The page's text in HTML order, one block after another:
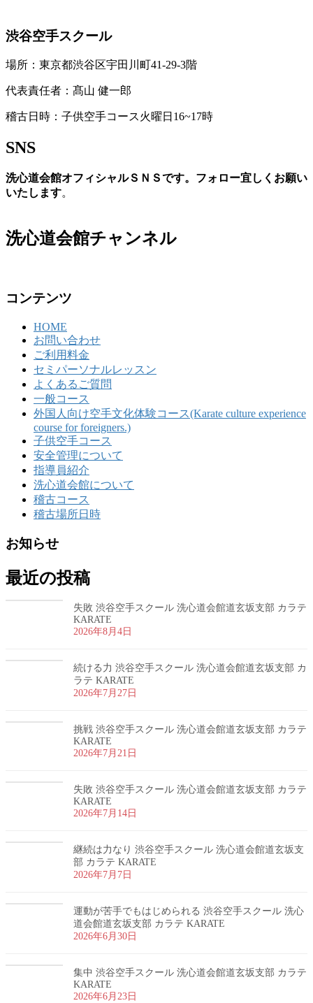
渋谷空手スクール
場所：東京都渋谷区宇田川町41-29-3階
代表責任者：髙山 健一郎
稽古日時：子供空手コース火曜日16~17時
SNS
洗心道会館オフィシャルＳＮＳです。フォロー宜しくお願い
いたします。
洗心道会館チャンネル
コンテンツ
HOME
お問い合わせ
ご利用料金
セミパーソナルレッスン
よくあるご質問
一般コース
外国人向け空手文化体験コース(Karate culture experience
course for foreigners.)
子供空手コース
安全管理について
指導員紹介
洗心道会館について
稽古コース
稽古場所日時
お知らせ
最近の投稿
失敗 渋谷空手スクール 洗心道会館道玄坂支部 カラテ
KARATE
2026年8月4日
続ける力 渋谷空手スクール 洗心道会館道玄坂支部 カ
ラテ KARATE
2026年7月27日
挑戦 渋谷空手スクール 洗心道会館道玄坂支部 カラテ
KARATE
2026年7月21日
失敗 渋谷空手スクール 洗心道会館道玄坂支部 カラテ
KARATE
2026年7月14日
継続は力なり 渋谷空手スクール 洗心道会館道玄坂支
部 カラテ KARATE
2026年7月7日
運動が苦手でもはじめられる 渋谷空手スクール 洗心
道会館道玄坂支部 カラテ KARATE
2026年6月30日
集中 渋谷空手スクール 洗心道会館道玄坂支部 カラテ
KARATE
2026年6月23日